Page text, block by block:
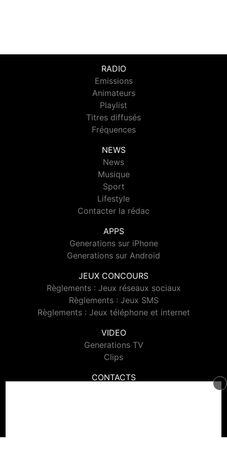
RADIO
Emissions
Animateurs
Playlist
Titres diffusés
Fréquences
NEWS
News
Musique
Sport
Lifestyle
Contacter la rédac
APPS
Generations sur iPhone
Generations sur Android
JEUX CONCOURS
Règlements : Jeux réseaux sociaux
Règlements : Jeux SMS
Règlements : Jeux téléphone et internet
VIDEO
Generations TV
Clips
CONTACTS